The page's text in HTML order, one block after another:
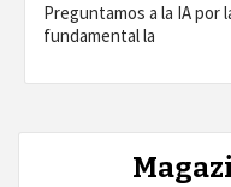
Preguntamos a la IA por
fundamental la